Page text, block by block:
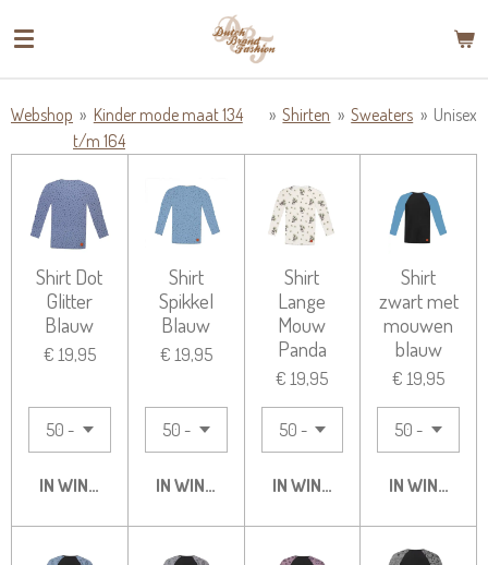
direct
hoofdinhoud
Webshop » Kinder mode maat 134
t/m 164
» Shirten » Sweaters » Unisex
Shirt Dot
Glitter
Blauw
€ 19,95
IN WINKELWAGEN
Shirt
Spikkel
Blauw
€ 19,95
IN WINKELWAGEN
Shirt
Lange
Mouw
Panda
€ 19,95
IN WINKELWAGEN
Shirt
zwart met
mouwen
blauw
€ 19,95
IN